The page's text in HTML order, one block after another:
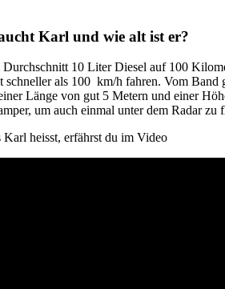
Karl und wie alt ist er?
10 Liter Diesel auf 100
schneller als 100 km/h fahren. Vom Band
Länge von gut 5 Metern und einer
um auch einmal unter dem Radar zu
Karl heisst, erfährst du im Video